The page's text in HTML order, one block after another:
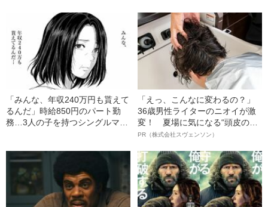
しまう“理由”
「みんな、年収240万円も貰えて
るんだ」時給850円のパート勤
務…3人の子を持つシングルマザ
「えっ、こんなに変わるの？」
36歳男性ライターのニオイが激
変！ 夏場に気になる“頭皮のニ
オイ”や“ベタつき”を解消す
ト”が生み出した徹底ケアとは
PR（株式会社スヴェンソン）